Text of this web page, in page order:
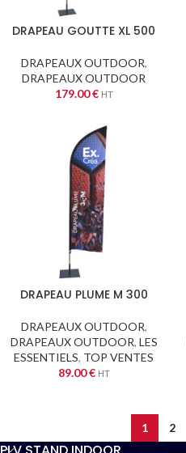
DRAPEAU GOUTTE XL 500
DRAPEAUX OUTDOOR,
DRAPEAUX OUTDOOR
179.00€ HT
DRAPEAU PLUME M 300
DRAPEAUX OUTDOOR,
DRAPEAUX OUTDOOR, LES
ESSENTIELS, TOP VENTES
89.00€ HT
1 2